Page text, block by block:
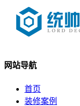
网站导航
首页
装修案例